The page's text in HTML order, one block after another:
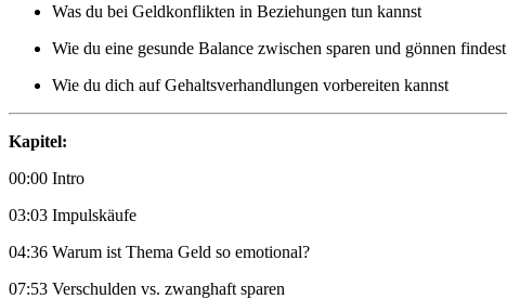
Was du bei Geldkonflikten in Beziehungen tun kannst
Wie du eine gesunde Balance zwischen sparen und gönnen findest
Wie du dich auf Gehaltsverhandlungen vorbereiten kannst
Kapitel:
00:00 Intro
03:03 Impulskäufe
04:36 Warum ist Thema Geld so emotional?
07:53 Verschulden vs. zwanghaft sparen